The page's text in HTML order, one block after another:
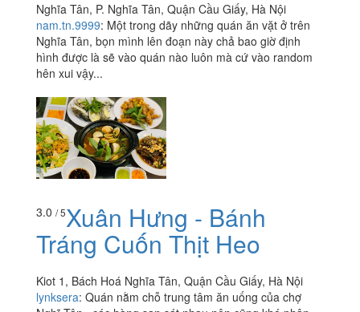
Nghĩa Tân, P. Nghĩa Tân, Quận Cầu Giấy, Hà Nội
nam.tn.9999: Một trong dãy những quán ăn vặt ở trên
Nghĩa Tân, bọn mình lên đoạn này chả bao giờ định
hình được là sẽ vào quán nào luôn mà cứ vào random
hên xui vậy...
3.0 / 5Xuân Hưng - Bánh
Tráng Cuốn Thịt Heo
Kiot 1, Bách Hoá Nghĩa Tân, Quận Cầu Giấy, Hà Nội
lynksera: Quán nằm chỗ trung tâm ăn uống của chợ